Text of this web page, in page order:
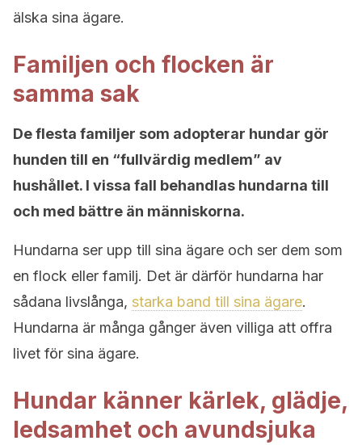
älska sina ägare.
Familjen och flocken är
samma sak
De flesta familjer som adopterar hundar gör
hunden till en “fullvärdig medlem” av
hushållet. I vissa fall behandlas hundarna till
och med bättre än människorna.
Hundarna ser upp till sina ägare och ser dem som
en flock eller familj. Det är därför hundarna har
sådana livslånga, starka band till sina ägare.
Hundarna är många gånger även villiga att offra
livet för sina ägare.
Hundar känner kärlek, glädje,
ledsamhet och avundsjuka